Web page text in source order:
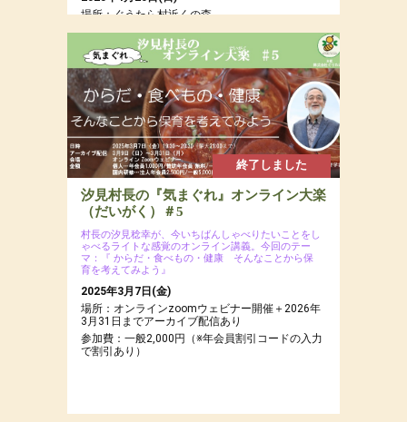
場所：ぐうたら村近くの森
参加費：参加費：年会員8,000円（若者応援プロ
ジェクトにつき20代割引あるよ）・一般9,500
円・定員12名
終了しました
汐見村長の『気まぐれ』オンライン大楽
（だいがく）＃5
村長の汐見稔幸が、今いちばんしゃべりたいことをし
ゃべるライトな感覚のオンライン講義。今回のテー
マ：『 からだ・食べもの・健康 そんなことから保
育を考えてみよう』
2025年3月7日(金)
場所：オンラインzoomウェビナー開催＋2026年
3月31日までアーカイブ配信あり
参加費：一般2,000円（※年会員割引コードの入力
で割引あり）